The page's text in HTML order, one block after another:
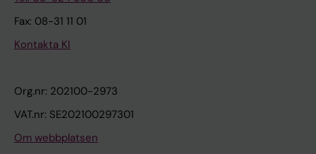
Fax: 08-31 11 01
Kontakta KI
Org.nr: 202100-2973
VAT.nr: SE202100297301
Om webbplatsen